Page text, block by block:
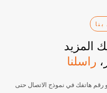
المزيد
راسلنا
رقم هاتفك في نموذج الاتصال حتى